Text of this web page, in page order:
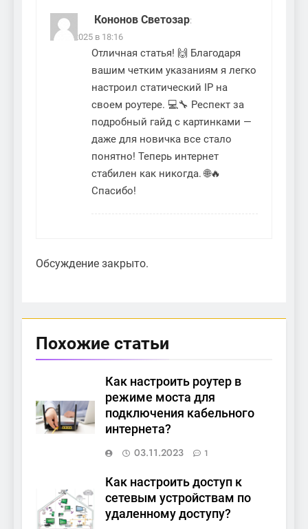
Кононов Светозар:
20.04.2025 в 18:16
Отличная статья! 🙌 Благодаря
вашим четким указаниям я легко
настроил статический IP на
своем роутере. 💻🔧 Респект за
подробный гайд с картинками —
даже для новичка все стало
понятно! Теперь интернет
стабилен как никогда. 🌐🔥
Спасибо!
Обсуждение закрыто.
Похожие статьи
Как настроить роутер в
режиме моста для
подключения кабельного
интернета?
03.11.2023
1
Как настроить доступ к
сетевым устройствам по
удаленному доступу?